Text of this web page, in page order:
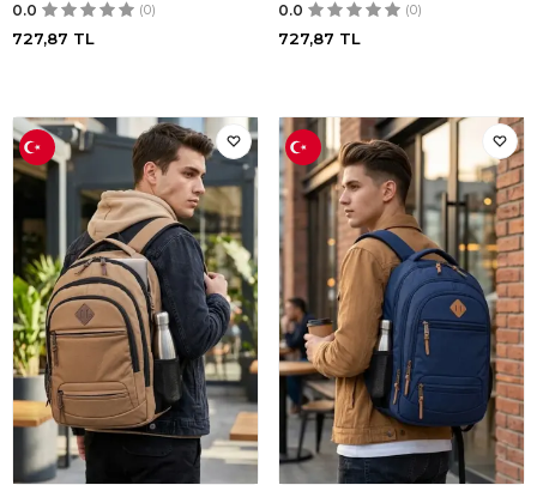
0.0 (0)
727,87 TL
0.0 (0)
727,87 TL